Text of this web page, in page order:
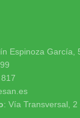
Espinoza García,
: Vía Transversal,